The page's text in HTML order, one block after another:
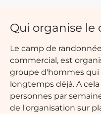
Qui organise le
Le camp de
commercial, est
groupe d'hommes
longtemps déjà. A
personnes par
de l'organisation sur